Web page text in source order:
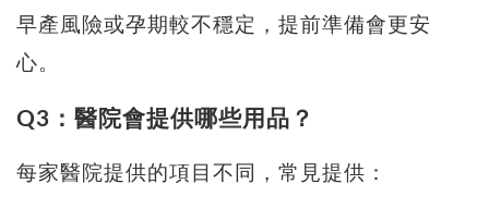
早產風險或孕期較不穩定，提前準備會更安
心。
Q3：醫院會提供哪些用品？
每家醫院提供的項目不同，常見提供：